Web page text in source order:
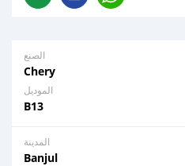
الصنع
Chery
الموديل
B13
المدينة
Banjul